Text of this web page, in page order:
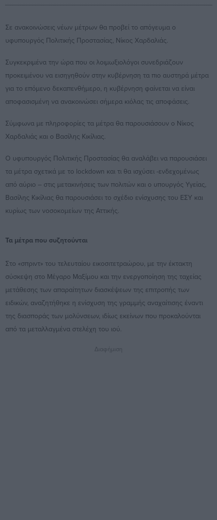
Σε ανακοινώσεις νέων μέτρων θα προβεί το απόγευμα ο
υφυπουργός Πολιτικής Προστασίας, Νίκος Χαρδαλιάς.
Συγκεκριμένα την ώρα που οι λοιμωξιολόγοι συνεδριάζουν
προκειμένου να εισηγηθούν στην κυβέρνηση τα πιο αυστηρά μέτρα
για το επόμενο δεκαπενθήμερο, η κυβέρνηση φαίνεται να είναι
αποφασισμένη να ανακοινώσει σήμερα κιόλας τις αποφάσεις.
Σύμφωνα με πληροφορίες τα μέτρα θα παρουσιάσουν ο Νίκος
Χαρδαλιάς και ο Βασίλης Κικίλιας.
Ο υφυπουργός Πολιτικής Προστασίας θα αναλάβει να παρουσιάσει
τα μέτρα σχετικά με το lockdown και τι θα ισχύσει -ενδεχομένως
από αύριο – στις μετακινήσεις των πολιτών και ο υπουργός Υγείας,
Βασίλης Κικίλιας θα παρουσιάσει το σχέδιο ενίσχυσης του ΕΣΥ και
κυρίως των νοσοκομείων της Αττικής.
Τα μέτρα που συζητούνται
Στο «σπριντ» του τελευταίου εικοσιτετραώρου, με την έκτακτη
σύσκεψη στο Μέγαρο Μαξίμου και την ενεργοποίηση της ταχείας
μετάθεσης των απαραίτητων διασκέψεων της επιτροπής των
ειδικών, αναζητήθηκε η ενίσχυση της γραμμής αναχαίτισης έναντι
της διασποράς των μολύνσεων, ιδίως εκείνων που προκαλούνται
από τα μεταλλαγμένα στελέχη του ιού.
Διαφήμιση